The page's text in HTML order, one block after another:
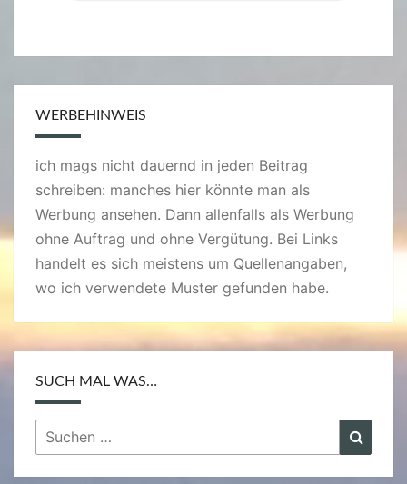
WERBEHINWEIS
ich mags nicht dauernd in jeden Beitrag
schreiben: manches hier könnte man als
Werbung ansehen. Dann allenfalls als Werbung
ohne Auftrag und ohne Vergütung. Bei Links
handelt es sich meistens um Quellenangaben,
wo ich verwendete Muster gefunden habe.
SUCH MAL WAS…
Suchen
nach: